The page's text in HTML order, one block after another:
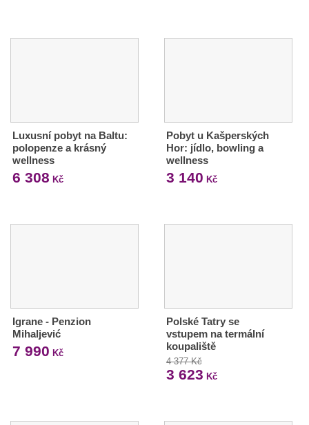
Luxusní pobyt na Baltu:
polopenze a krásný
wellness
6 308 Kč
Pobyt u Kašperských
Hor: jídlo, bowling a
wellness
3 140 Kč
Igrane - Penzion
Mihaljević
7 990 Kč
Polské Tatry se
vstupem na termální
koupaliště
4 377 Kč
3 623 Kč